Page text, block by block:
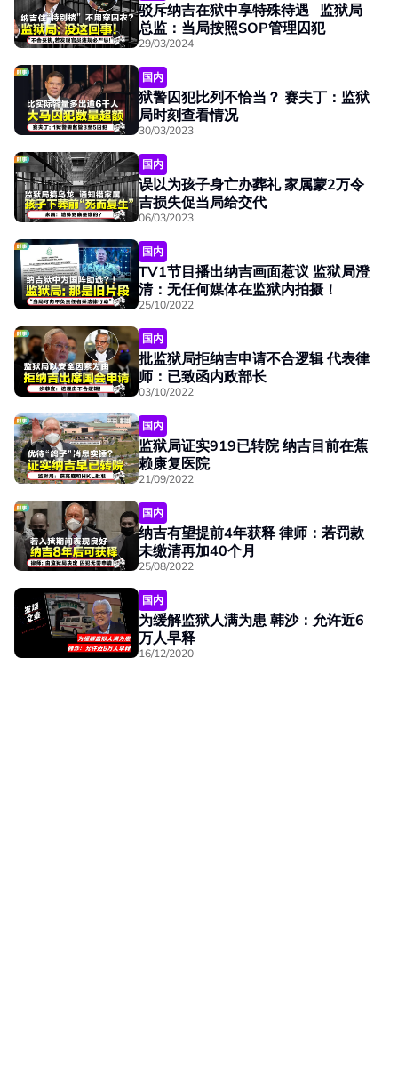
驳斥纳吉在狱中享特殊待遇 监狱局
总监：当局按照SOP管理囚犯
29/03/2024
国内
狱警囚犯比列不恰当？ 赛夫丁：监狱
局时刻查看情况
30/03/2023
国内
误以为孩子身亡办葬礼 家属蒙2万令
吉损失促当局给交代
06/03/2023
国内
TV1节目播出纳吉画面惹议 监狱局澄
清：无任何媒体在监狱内拍摄！
25/10/2022
国内
批监狱局拒纳吉申请不合逻辑 代表律
师：已致函内政部长
03/10/2022
国内
监狱局证实919已转院 纳吉目前在蕉
赖康复医院
21/09/2022
国内
纳吉有望提前4年获释 律师：若罚款
未缴清再加40个月
25/08/2022
国内
为缓解监狱人满为患 韩沙：允许近6
万人早释
16/12/2020